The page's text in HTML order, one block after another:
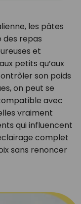
les pâtes
des repas
et
petits qu’aux
son poids
on peut se
avec
vraiment
qui influencent
complet
sans renoncer